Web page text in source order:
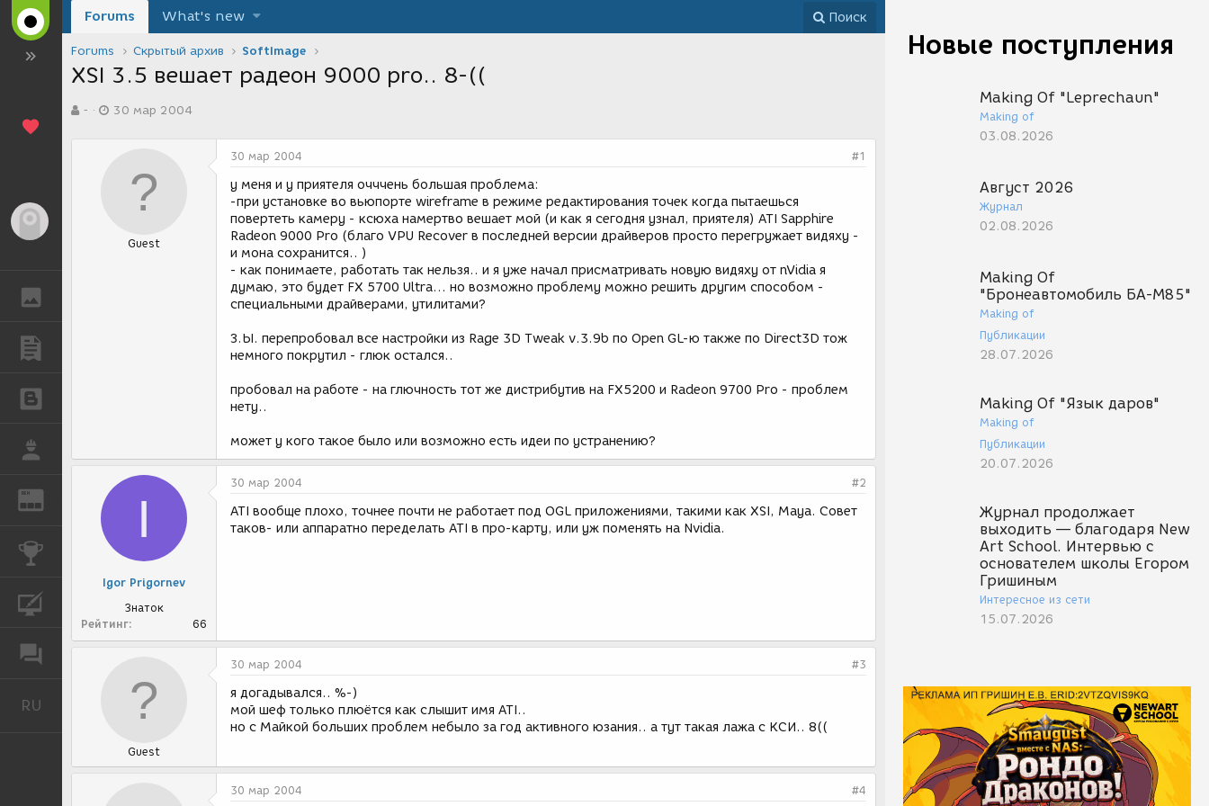
REN ЖУРНАЛ
КОНКУРСЫ
RU
Новые поступления
Making Of "Leprechaun"
Making of
03.08.2026
Август 2026
Журнал
02.08.2026
Making Of
"Бронеавтомобиль БА-М85"
Making of
Публикации
28.07.2026
Making Of "Язык даров"
Making of
Публикации
20.07.2026
Журнал продолжает
выходить — благодаря New
Art School. Интервью с
основателем школы Егором
Гришиным
Интересное из сети
15.07.2026
Forums What's new Поиск
Forums Скрытый архив SoftImage
XSI 3.5 вешает радеон 9000 pro.. 8-((
в-
а
30 мар 2004
Guest
30 мар 2004 #1
у меня и у приятеля очччень большая проблема:
-при установке во вьюпорте wireframe в режиме редактирования точек когда пытаешься
повертеть камеру - ксюха намертво вешает мой (и как я сегодня узнал, приятеля) ATI Sapphire
Radeon 9000 Pro (благо VPU Recover в последней версии драйверов просто перегружает видяху -
и мона сохранится.. )
- как понимаете, работать так нельзя.. и я уже начал присматривать новую видяху от nVidia я
думаю, это будет FX 5700 Ultra... но возможно проблему можно решить другим способом -
специальными драйверами, утилитами?
З.Ы. перепробовал все настройки из Rage 3D Tweak v.3.9b по Open GL-ю также по Direct3D тож
немного покрутил - глюк остался..
пробовал на работе - на глючность тот же дистрибутив на FX5200 и Radeon 9700 Pro - проблем
нету..
может у кого такое было или возможно есть идеи по устранению?
I
Igor Prigornev
Знаток
Рейтинг
66
30 мар 2004 #2
ATI вообще плохо, точнее почти не работает под OGL приложениями, такими как XSI, Maya. Совет
таков- или аппаратно переделать ATI в про-карту, или уж поменять на Nvidia.
Guest
30 мар 2004 #3
я догадывался.. %-)
мой шеф только плюётся как слышит имя ATI..
но с Майкой больших проблем небыло за год активного юзания.. а тут такая лажа с КСИ.. 8((
30 мар 2004 #4